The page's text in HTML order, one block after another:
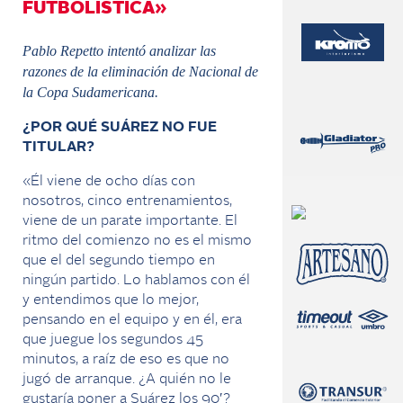
FUTBOLÍSTICA»
Pablo Repetto intentó analizar las
razones de la eliminación de Nacional de
la Copa Sudamericana.
¿POR QUÉ SUÁREZ NO FUE
TITULAR?
«Él viene de ocho días con
nosotros, cinco entrenamientos,
viene de un parate importante. El
ritmo del comienzo no es el mismo
que el del segundo tiempo en
ningún partido. Lo hablamos con él
y entendimos que lo mejor,
pensando en el equipo y en él, era
que juegue los segundos 45
minutos, a raíz de eso es que no
jugó de arranque. ¿A quién no le
gustaría poner a Suárez los 90′?